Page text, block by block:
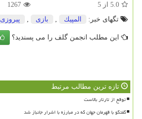
5.0 از 5
1267
تگهای خبر:
المپیك بازی پیروزی
این مطلب انجمن گلف را می پسندید؟
تازه ترین مطالب مرتبط
توقع از تارتار بالاست
گفتگو با قهرمان جهان که در مبارزه با اشرار جانباز شد